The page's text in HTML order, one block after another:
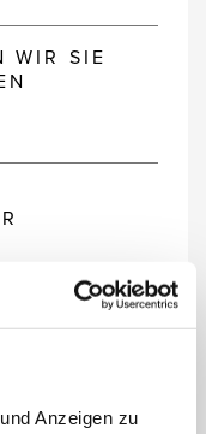
Anzeigen zu
WIR SIE